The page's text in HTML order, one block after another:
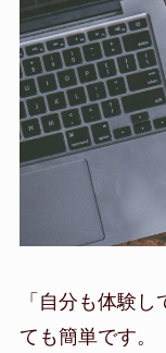
「自分も体験
ても簡単です。